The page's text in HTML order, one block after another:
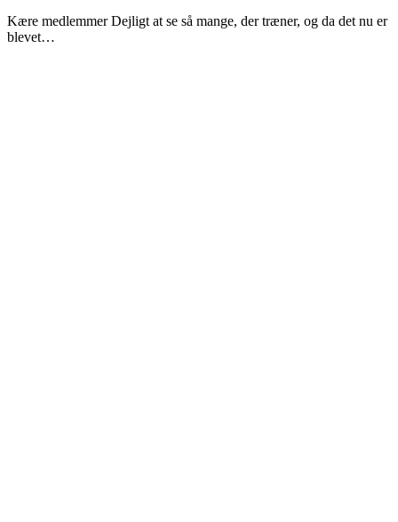
Kære medlemmer Dejligt at se så mange, der træner, og da det nu er
blevet…